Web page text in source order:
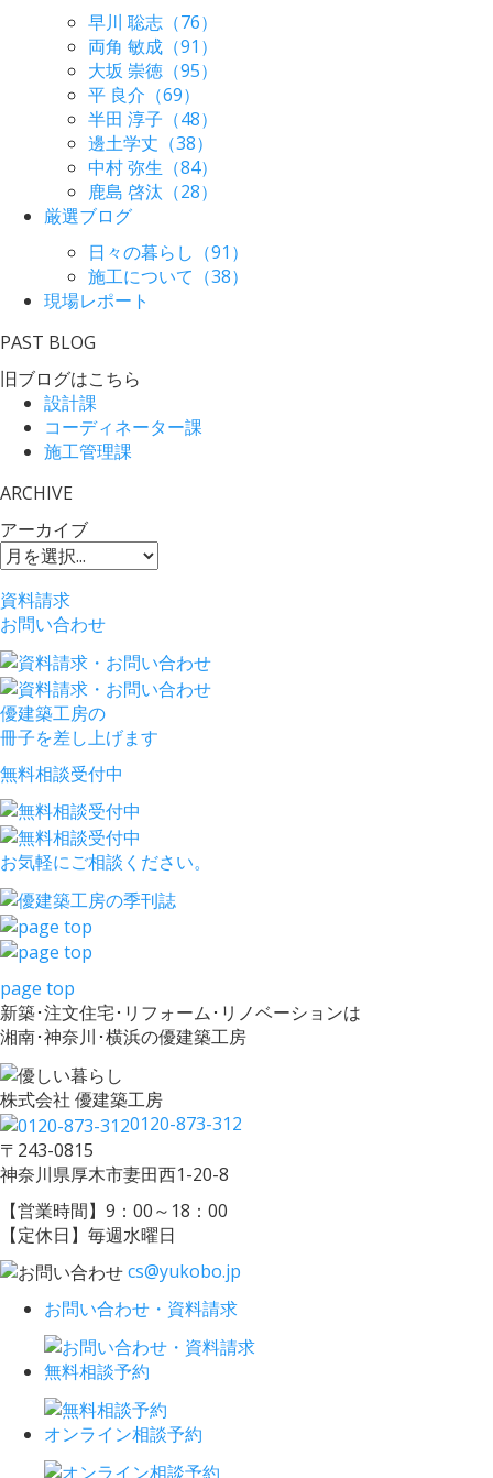
早川 聡志（76）
両角 敏成（91）
大坂 崇徳（95）
平 良介（69）
半田 淳子（48）
邊土学丈（38）
中村 弥生（84）
鹿島 啓汰（28）
厳選ブログ
日々の暮らし（91）
施工について（38）
現場レポート
PAST BLOG
旧ブログはこちら
設計課
コーディネーター課
施工管理課
ARCHIVE
アーカイブ
資料請求
お問い合わせ
優建築工房の
冊子を差し上げます
無料相談受付中
お気軽にご相談ください。
page top
新築･注文住宅･リフォーム･リノベーションは
湘南･神奈川･横浜の優建築工房
株式会社 優建築工房
0120-873-312
〒243-0815
神奈川県厚木市妻田西1-20-8
【営業時間】9：00～18：00
【定休日】毎週水曜日
cs@yukobo.jp
お問い合わせ・資料請求
無料相談予約
オンライン相談予約